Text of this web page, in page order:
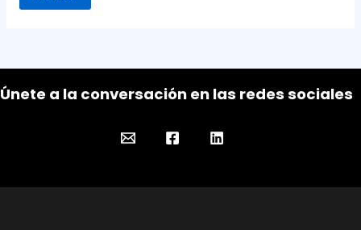
Únete a la conversación en las redes sociales